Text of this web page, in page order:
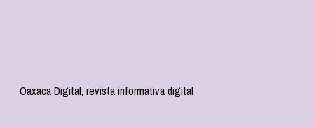
Oaxaca Digital, revista informativa digital